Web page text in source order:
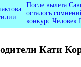
Кати
После вылета
осталось
конкурс Человек